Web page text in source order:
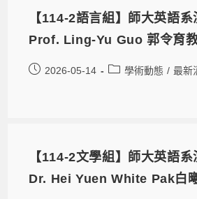
【114-2語言組】師大英語
Prof. Ling-Yu Guo 郭令育
2026-05-14 學術動態 / 最新
【114-2文學組】師大英語
Dr. Hei Yuen White Pak白